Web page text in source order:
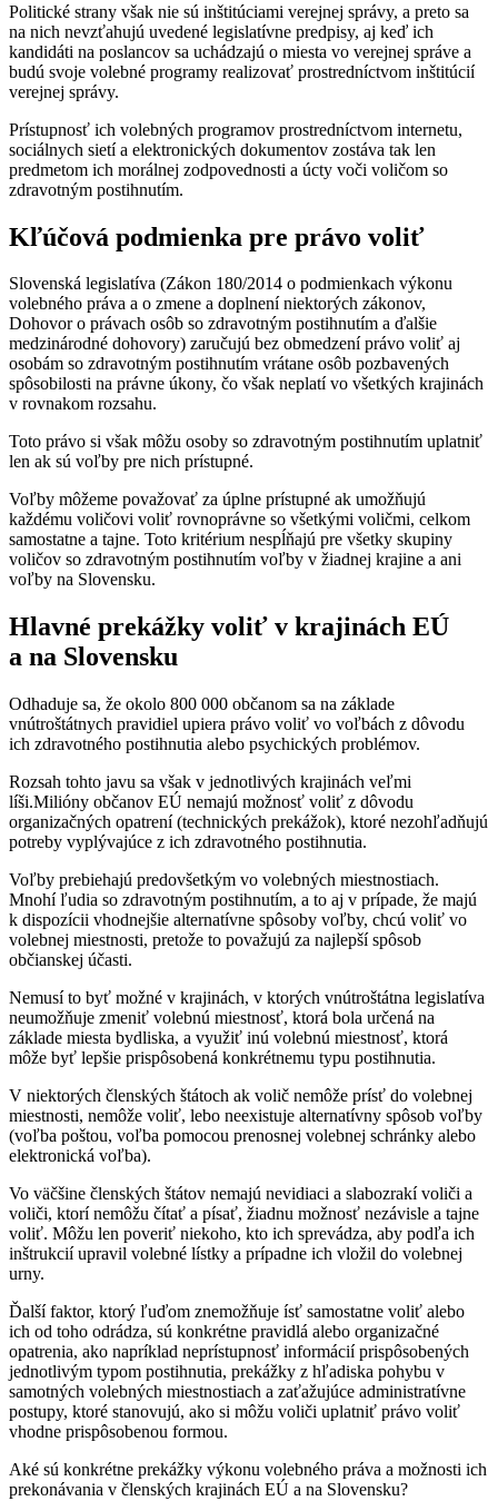
Politické strany však nie sú inštitúciami verejnej správy, a preto sa
na nich nevzťahujú uvedené legislatívne predpisy, aj keď ich
kandidáti na poslancov sa uchádzajú o miesta vo verejnej správe a
budú svoje volebné programy realizovať prostredníctvom inštitúcií
verejnej správy.
Prístupnosť ich volebných programov prostredníctvom internetu,
sociálnych sietí a elektronických dokumentov zostáva tak len
predmetom ich morálnej zodpovednosti a úcty voči voličom so
zdravotným postihnutím.
Kľúčová podmienka pre právo voliť
Slovenská legislatíva (Zákon 180/2014 o podmienkach výkonu
volebného práva a o zmene a doplnení niektorých zákonov,
Dohovor o právach osôb so zdravotným postihnutím a ďalšie
medzinárodné dohovory) zaručujú bez obmedzení právo voliť aj
osobám so zdravotným postihnutím vrátane osôb pozbavených
spôsobilosti na právne úkony, čo však neplatí vo všetkých krajinách
v rovnakom rozsahu.
Toto právo si však môžu osoby so zdravotným postihnutím uplatniť
len ak sú voľby pre nich prístupné.
Voľby môžeme považovať za úplne prístupné ak umožňujú
každému voličovi voliť rovnoprávne so všetkými voličmi, celkom
samostatne a tajne. Toto kritérium nespĺňajú pre všetky skupiny
voličov so zdravotným postihnutím voľby v žiadnej krajine a ani
voľby na Slovensku.
Hlavné prekážky voliť v krajinách EÚ
a na Slovensku
Odhaduje sa, že okolo 800 000 občanom sa na základe
vnútroštátnych pravidiel upiera právo voliť vo voľbách z dôvodu
ich zdravotného postihnutia alebo psychických problémov.
Rozsah tohto javu sa však v jednotlivých krajinách veľmi
líši.Milióny občanov EÚ nemajú možnosť voliť z dôvodu
organizačných opatrení (technických prekážok), ktoré nezohľadňujú
potreby vyplývajúce z ich zdravotného postihnutia.
Voľby prebiehajú predovšetkým vo volebných miestnostiach.
Mnohí ľudia so zdravotným postihnutím, a to aj v prípade, že majú
k dispozícii vhodnejšie alternatívne spôsoby voľby, chcú voliť vo
volebnej miestnosti, pretože to považujú za najlepší spôsob
občianskej účasti.
Nemusí to byť možné v krajinách, v ktorých vnútroštátna legislatíva
neumožňuje zmeniť volebnú miestnosť, ktorá bola určená na
základe miesta bydliska, a využiť inú volebnú miestnosť, ktorá
môže byť lepšie prispôsobená konkrétnemu typu postihnutia.
V niektorých členských štátoch ak volič nemôže prísť do volebnej
miestnosti, nemôže voliť, lebo neexistuje alternatívny spôsob voľby
(voľba poštou, voľba pomocou prenosnej volebnej schránky alebo
elektronická voľba).
Vo väčšine členských štátov nemajú nevidiaci a slabozrakí voliči a
voliči, ktorí nemôžu čítať a písať, žiadnu možnosť nezávisle a tajne
voliť. Môžu len poveriť niekoho, kto ich sprevádza, aby podľa ich
inštrukcií upravil volebné lístky a prípadne ich vložil do volebnej
urny.
Ďalší faktor, ktorý ľuďom znemožňuje ísť samostatne voliť alebo
ich od toho odrádza, sú konkrétne pravidlá alebo organizačné
opatrenia, ako napríklad neprístupnosť informácií prispôsobených
jednotlivým typom postihnutia, prekážky z hľadiska pohybu v
samotných volebných miestnostiach a zaťažujúce administratívne
postupy, ktoré stanovujú, ako si môžu voliči uplatniť právo voliť
vhodne prispôsobenou formou.
Aké sú konkrétne prekážky výkonu volebného práva a možnosti ich
prekonávania v členských krajinách EÚ a na Slovensku?